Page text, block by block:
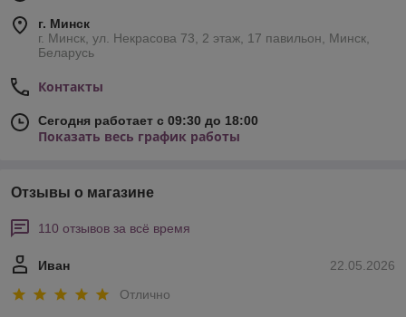
г. Минск
г. Минск, ул. Некрасова 73, 2 этаж, 17 павильон, Минск,
Беларусь
Контакты
Сегодня работает с 09:30 до 18:00
Показать весь график работы
Отзывы о магазине
110 отзывов за всё время
22.05.2026
Иван
Отлично